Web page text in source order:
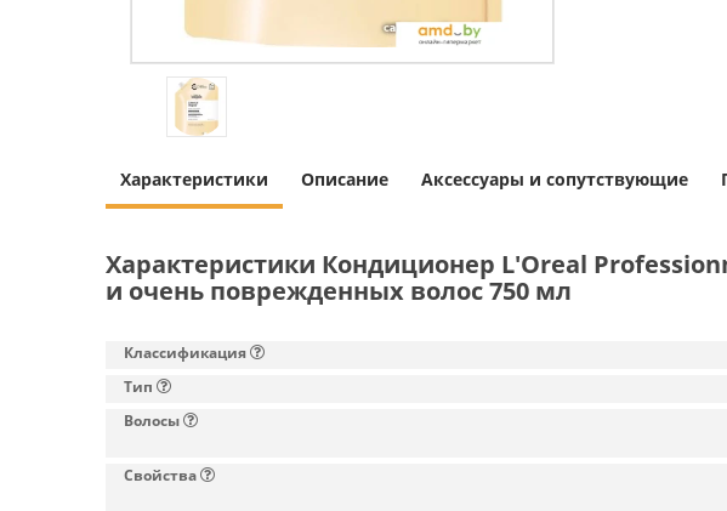
Характеристики Описание Аксессуары и сопутствующие
Характеристики Кондиционер L'Oreal
и очень поврежденных волос 750 мл
Классификация
Тип
Волосы
Свойства